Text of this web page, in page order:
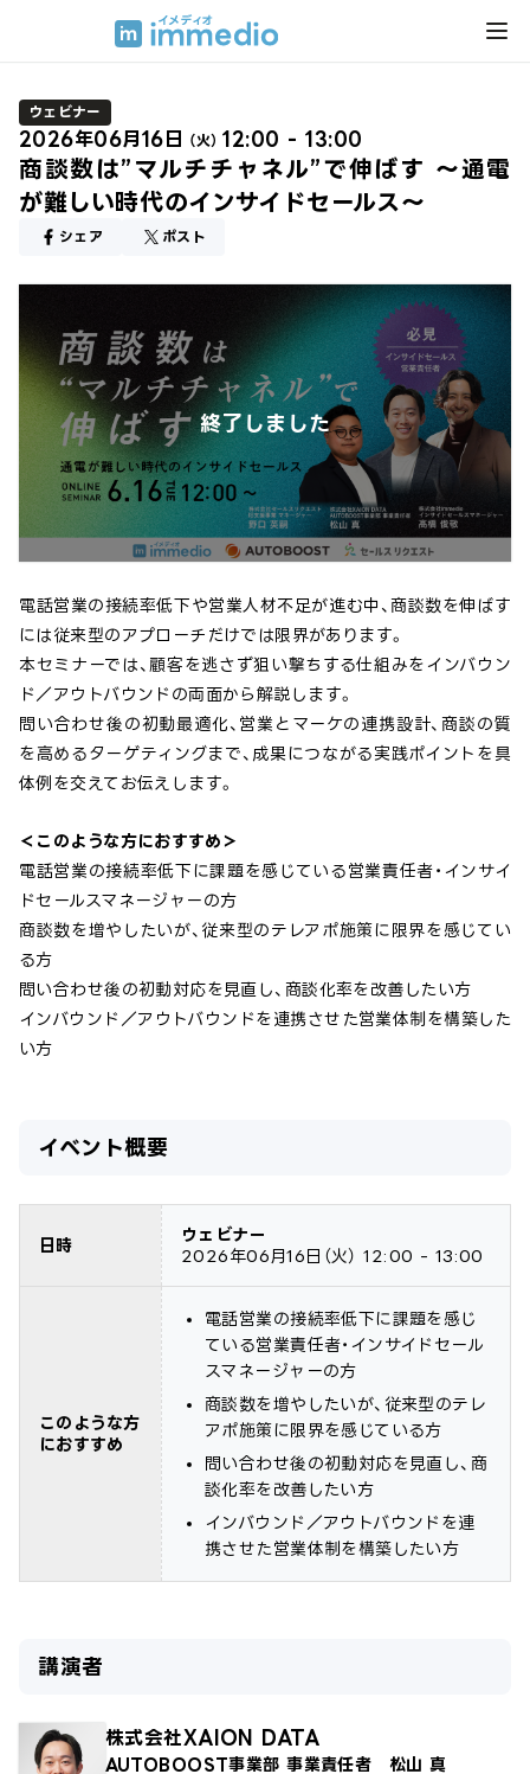
ウェビナー
2026年06月16日 （火） 12:00 - 13:00
商談数は”マルチチャネル”で伸ばす 〜通電
が難しい時代のインサイドセールス〜
シェア ポスト
終了しました
電話営業の接続率低下や営業人材不足が進む中、商談数を伸ばす
には従来型のアプローチだけでは限界があります。
本セミナーでは、顧客を逃さず狙い撃ちする仕組みをインバウン
ド／アウトバウンドの両面から解説します。
問い合わせ後の初動最適化、営業とマーケの連携設計、商談の質
を高めるターゲティングまで、成果につながる実践ポイントを具
体例を交えてお伝えします。
＜このような方におすすめ＞
電話営業の接続率低下に課題を感じている営業責任者・インサイ
ドセールスマネージャーの方
商談数を増やしたいが、従来型のテレアポ施策に限界を感じてい
る方
問い合わせ後の初動対応を見直し、商談化率を改善したい方
インバウンド／アウトバウンドを連携させた営業体制を構築した
い方
イベント概要
日時
ウェビナー
2026年06月16日 （火） 12:00 - 13:00
このような方
におすすめ
電話営業の接続率低下に課題を感じ
ている営業責任者・インサイドセール
スマネージャーの方
商談数を増やしたいが、従来型のテレ
アポ施策に限界を感じている方
問い合わせ後の初動対応を見直し、商
談化率を改善したい方
インバウンド／アウトバウンドを連
携させた営業体制を構築したい方
講演者
株式会社XAION DATA
AUTOBOOST事業部 事業責任者 松山 真